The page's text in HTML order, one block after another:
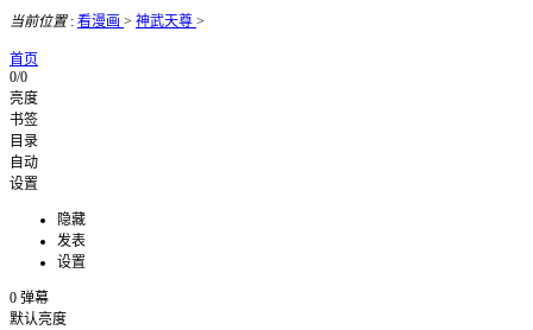
当前位置: 看漫画 > 神武天尊 >
首页
0/0
亮度
书签
目录
自动
设置
隐藏
发表
设置
0 弹幕
默认亮度